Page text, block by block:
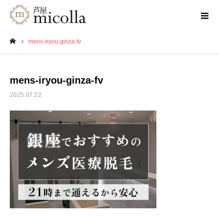
mens-iryou-ginza-fv
mens-iryou-ginza-fv
2025.07.22